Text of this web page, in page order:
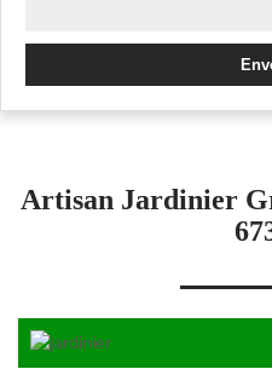
Artisan Jardinier